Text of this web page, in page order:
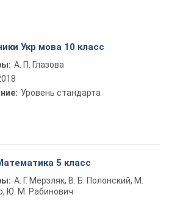
Укр мова 10 класс
А. П. Глазова
Уровень стандарта
5 класс
А. Г. Мерзляк, В. Б. Полонский, М.
Ю. М. Рабинович